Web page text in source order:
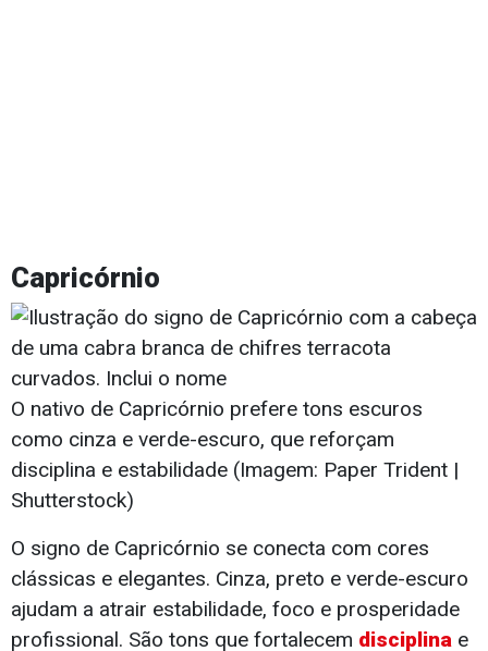
Capricórnio
O nativo de Capricórnio prefere tons escuros
como cinza e verde-escuro, que reforçam
disciplina e estabilidade (Imagem: Paper Trident |
Shutterstock)
O signo de Capricórnio se conecta com cores
clássicas e elegantes. Cinza, preto e verde-escuro
ajudam a atrair estabilidade, foco e prosperidade
profissional. São tons que fortalecem disciplina e